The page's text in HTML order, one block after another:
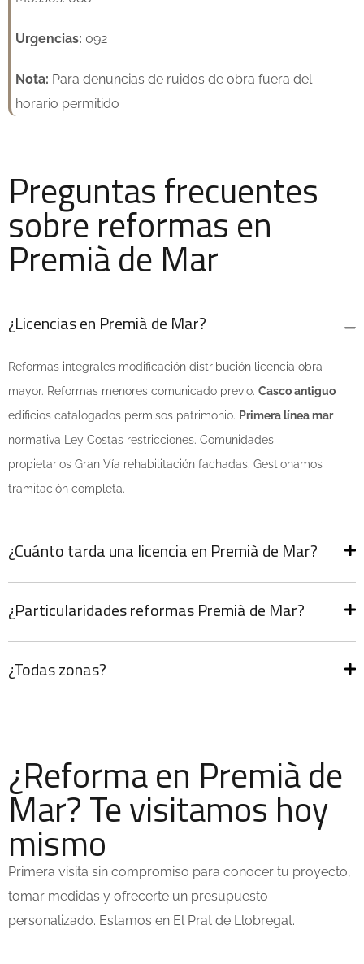
Urgencias: 092
Nota: Para denuncias de ruidos de obra fuera del
horario permitido
Preguntas frecuentes
sobre reformas en
Premià de Mar
¿Licencias en Premià de Mar?
Reformas integrales modificación distribución licencia obra
mayor. Reformas menores comunicado previo. Casco antiguo
edificios catalogados permisos patrimonio. Primera línea mar
normativa Ley Costas restricciones. Comunidades
propietarios Gran Vía rehabilitación fachadas. Gestionamos
tramitación completa.
¿Cuánto tarda una licencia en Premià de Mar?
¿Particularidades reformas Premià de Mar?
¿Todas zonas?
¿Reforma en Premià de
Mar? Te visitamos hoy
mismo
Primera visita sin compromiso para conocer tu proyecto,
tomar medidas y ofrecerte un presupuesto
personalizado. Estamos en El Prat de Llobregat.